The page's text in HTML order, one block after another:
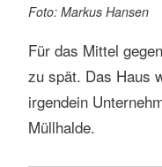
Foto: Markus Hansen
Für das Mittel
zu spät. Das Haus
irgendein
Müllhalde.